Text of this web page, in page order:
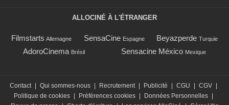
ALLOCINÉ À L'ÉTRANGER
Filmstarts Allemagne SensaCine Espagne Beyazperde Turquie
AdoroCinema Brésil Sensacine México Mexique
Contact | Qui sommes-nous | Recrutement | Publicité | CGU | CGV |
Politique de cookies | Préférences cookies | Données Personnelles |